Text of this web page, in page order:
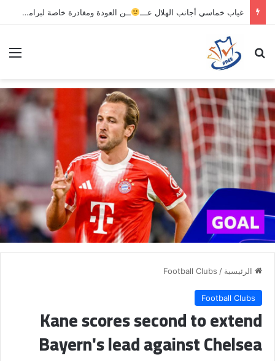
غياب خماسي أجانب الهلال عـــ ــن العودة ومغادرة خاصة لبرامج الاستشفاء والتأهيل
بحث عن
الرئيسية /
Football Clubs
Football Clubs
Kane scores second to extend
Bayern's lead against Chelsea